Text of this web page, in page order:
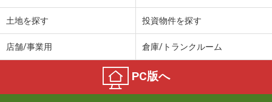
土地を探す 投資物件を探す
店舗/事業用 倉庫/トランクルーム
PC版へ